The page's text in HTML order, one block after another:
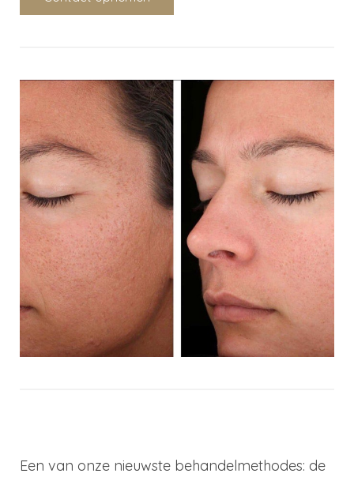
Een van onze nieuwste behandelmethodes: de